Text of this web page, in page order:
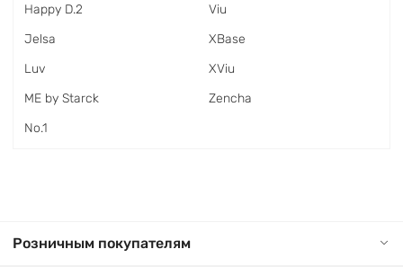
Happy D.2
Jelsa
Luv
ME by Starck
No.1
Viu
XBase
XViu
Zencha
Розничным покупателям